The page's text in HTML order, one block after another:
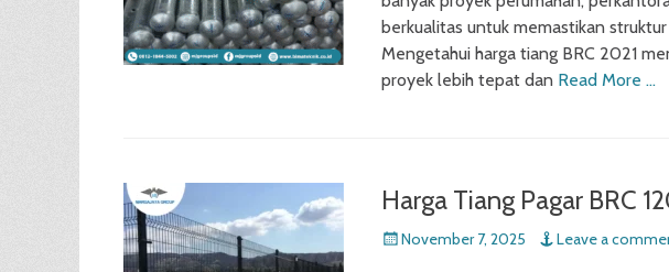
berkualitas untuk memastikan
Mengetahui harga tiang BRC 2021
proyek lebih tepat dan Read More …
Harga Tiang Pagar BRC
Posted
November 7, 2025 Leave a